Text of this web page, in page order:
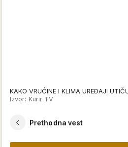
KAKO VRUĆINE I KLIMA UREĐAJI
Izvor: Kurir TV
Prethodna vest